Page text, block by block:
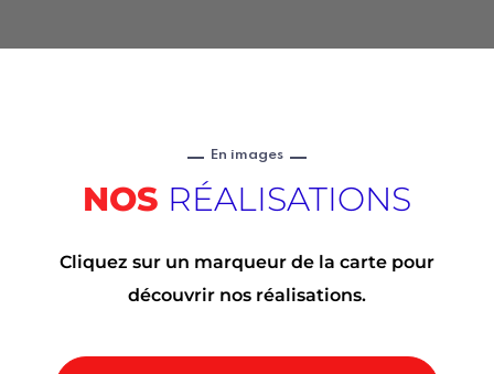
En images
NOS RÉALISATIONS
Cliquez sur un marqueur de la carte pour
découvrir nos réalisations.